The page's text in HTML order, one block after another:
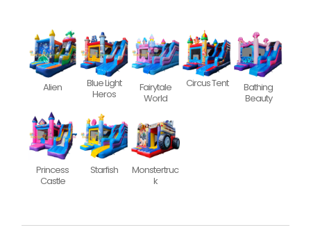
Alien
Blue Light
Heros
Fairytale
World
Circus Tent
Bathing
Beauty
Princess
Castle
Starfish
Monstertruc
k